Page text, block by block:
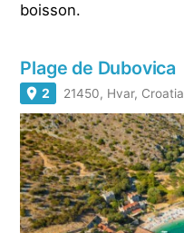
boisson.
Plage de Dubovica
2 21450, Hvar, Croatia